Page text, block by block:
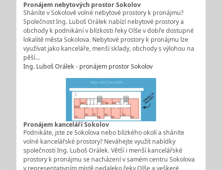
Pronájem nebytových prostor Sokolov
Sháníte v Sokolově volné nebytové prostory k pronájmu?
Společnost Ing. Luboš Orálek nabízí nebytové prostory a
obchody k podnikání v blízkosti řeky Olše v dobře dostupné
lokalitě města Sokolova. Nebytové prostory k pronájmu lze
využívat jako kanceláře, menší sklady, obchody s výlohou na
pěší…
Ing. Luboš Orálek - pronájem prostor Sokolov
Pronájem kanceláří Sokolov
Podnikáte, jste ze Sokolova nebo blízkého okolí a sháníte
volné kancelářské prostory? Neváhejte využít nabídky
společnosti Ing. Luboš Orálek. Větší i menší kancelářské
prostory k pronájmu se nacházení v samém centru Sokolova
v representativním místě nedaleko řeky Olše a veškeré